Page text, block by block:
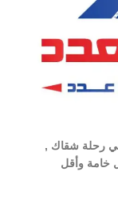
رحلة شقاك ,
خامة وأقل